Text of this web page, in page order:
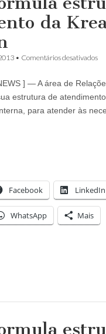
da
• Comentários desativadosem
e
] — A área de
estrutura de
para atender às
Facebook LinkedIn
WhatsApp Mais